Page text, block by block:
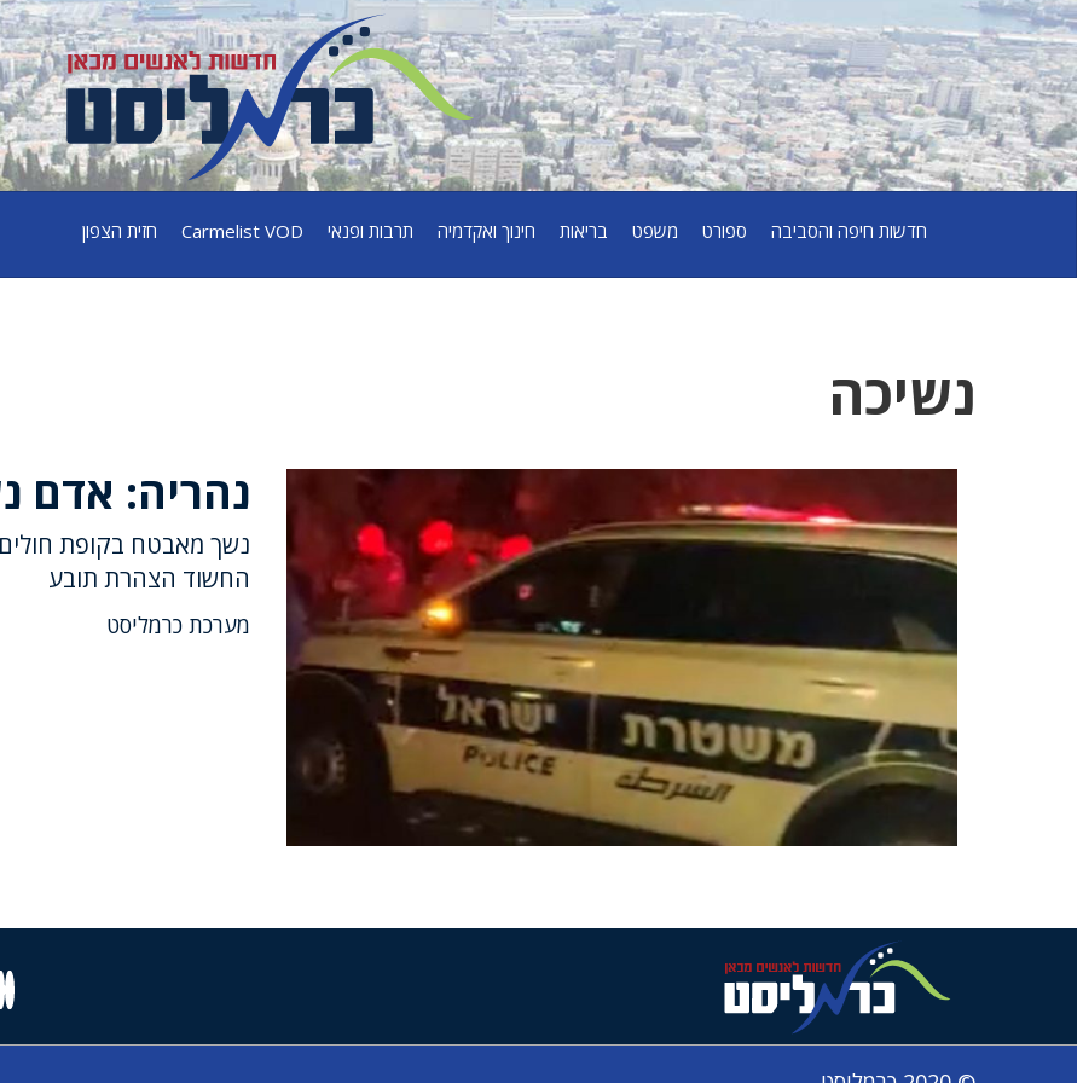
חדשות חיפה והסביבה ספורט משפט בריאות חינוך ואקדמיה תרבות ופנאי Carmelist VOD חזית הצפון
נשיכה
נהריה: אדם
נשך מאבטח בקופת
החשוד הצהרת תובע
מערכת כרמליסט